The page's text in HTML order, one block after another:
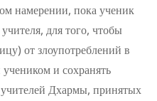
намерении, пока ученик
для того, чтобы
от злоупотреблений в
и сохранять
Дхармы, принятых